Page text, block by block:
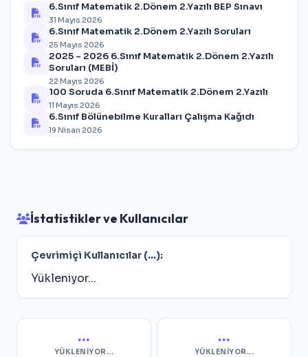
6.Sınıf Matematik 2.Dönem 2.Yazılı BEP Sınavı
31 Mayıs 2026
6.Sınıf Matematik 2.Dönem 2.Yazılı Soruları
25 Mayıs 2026
2025 – 2026 6.Sınıf Matematik 2.Dönem 2.Yazılı
Soruları (MEBİ)
22 Mayıs 2026
100 Soruda 6.Sınıf Matematik 2.Dönem 2.Yazılı
11 Mayıs 2026
6.Sınıf Bölünebilme Kuralları Çalışma Kağıdı
19 Nisan 2026
İstatistikler ve Kullanıcılar
Çevrimiçi Kullanıcılar (...):
Yükleniyor...
...
YÜKLENIYOR...
...
YÜKLENIYOR...